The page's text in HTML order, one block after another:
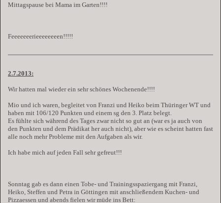
Mittagspause bei Mama im Garten!!!!
Feeeeeeerieeeeeeeen!!!!!
2.7.2013:
Wir hatten mal wieder ein sehr schönes Wochenende!!!!
Mio und ich waren, begleitet von Franzi und Heiko beim Thüringer WT und
haben mit 106/120 Punkten und einem sg den 3. Platz belegt.
Es fühlte sich während des Tages zwar nicht so gut an (war es ja auch von
den Punkten und dem Prädikat her auch nicht), aber wie es scheint hatten fast
alle noch mehr Probleme mit den Aufgaben als wir.
Ich habe mich auf jeden Fall sehr gefreut!!!
Sonntag gab es dann einen Tobe- und Trainingsspaziergang mit Franzi,
Heiko, Steffen und Petra in Göttingen mit anschließendem Kuchen- und
Pizzaessen und abends fielen wir müde ins Bett: